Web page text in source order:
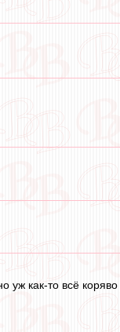
уж как-то всё